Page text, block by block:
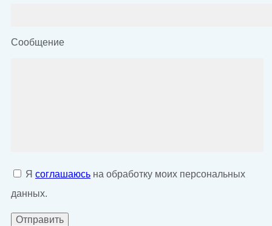
Сообщение
Я соглашаюсь на обработку моих персональных
данных.